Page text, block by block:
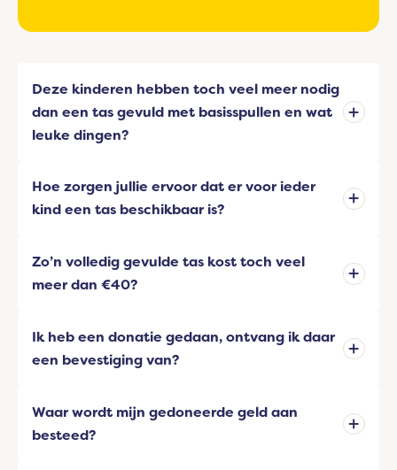
Deze kinderen hebben toch veel meer nodig
dan een tas gevuld met basisspullen en wat
leuke dingen?
Hoe zorgen jullie ervoor dat er voor ieder
kind een tas beschikbaar is?
Zo’n volledig gevulde tas kost toch veel
meer dan €40?
Ik heb een donatie gedaan, ontvang ik daar
een bevestiging van?
Waar wordt mijn gedoneerde geld aan
besteed?